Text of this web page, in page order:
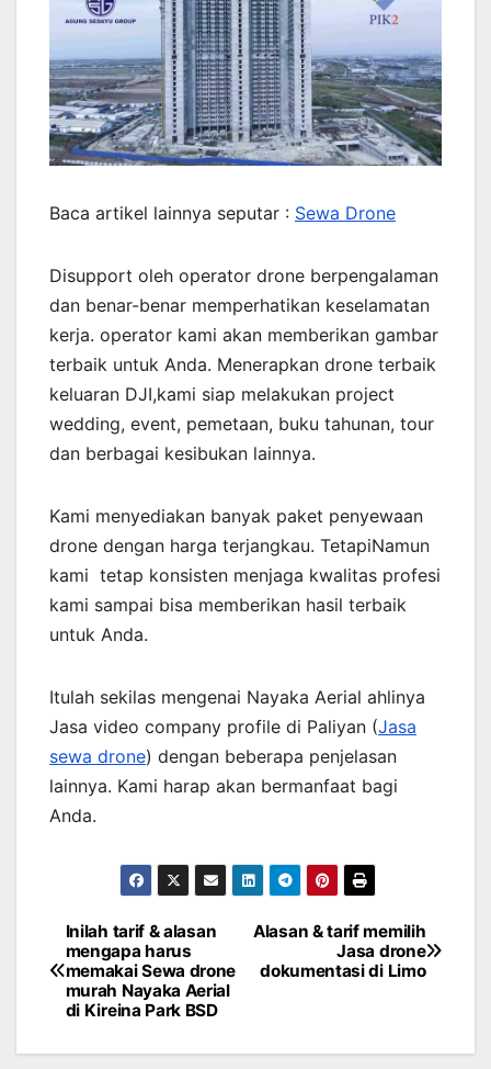
Baca artikel lainnya seputar : Sewa Drone
Disupport oleh operator drone berpengalaman
dan benar-benar memperhatikan keselamatan
kerja. operator kami akan memberikan gambar
terbaik untuk Anda. Menerapkan drone terbaik
keluaran DJI,kami siap melakukan project
wedding, event, pemetaan, buku tahunan, tour
dan berbagai kesibukan lainnya.
Kami menyediakan banyak paket penyewaan
drone dengan harga terjangkau. TetapiNamun
kami tetap konsisten menjaga kwalitas profesi
kami sampai bisa memberikan hasil terbaik
untuk Anda.
Itulah sekilas mengenai Nayaka Aerial ahlinya
Jasa video company profile di Paliyan (Jasa
sewa drone) dengan beberapa penjelasan
lainnya. Kami harap akan bermanfaat bagi
Anda.
Post
navigation
Alasan & tarif memilih
Jasa drone
dokumentasi di Limo
Inilah tarif & alasan
mengapa harus
memakai Sewa drone
murah Nayaka Aerial
di Kireina Park BSD